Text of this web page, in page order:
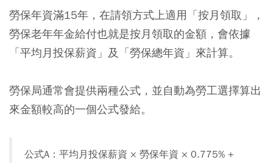
勞保年資滿15年，在請領方式上適用「按月領取」，
勞保老年年金給付也就是按月領取的金額，會依據
「平均月投保薪資」及「勞保總年資」來計算。
勞保局通常會提供兩種公式，並自動為勞工選擇算出
來金額較高的一個公式發給。
公式A：平均月投保薪資 × 勞保年資 × 0.775% +